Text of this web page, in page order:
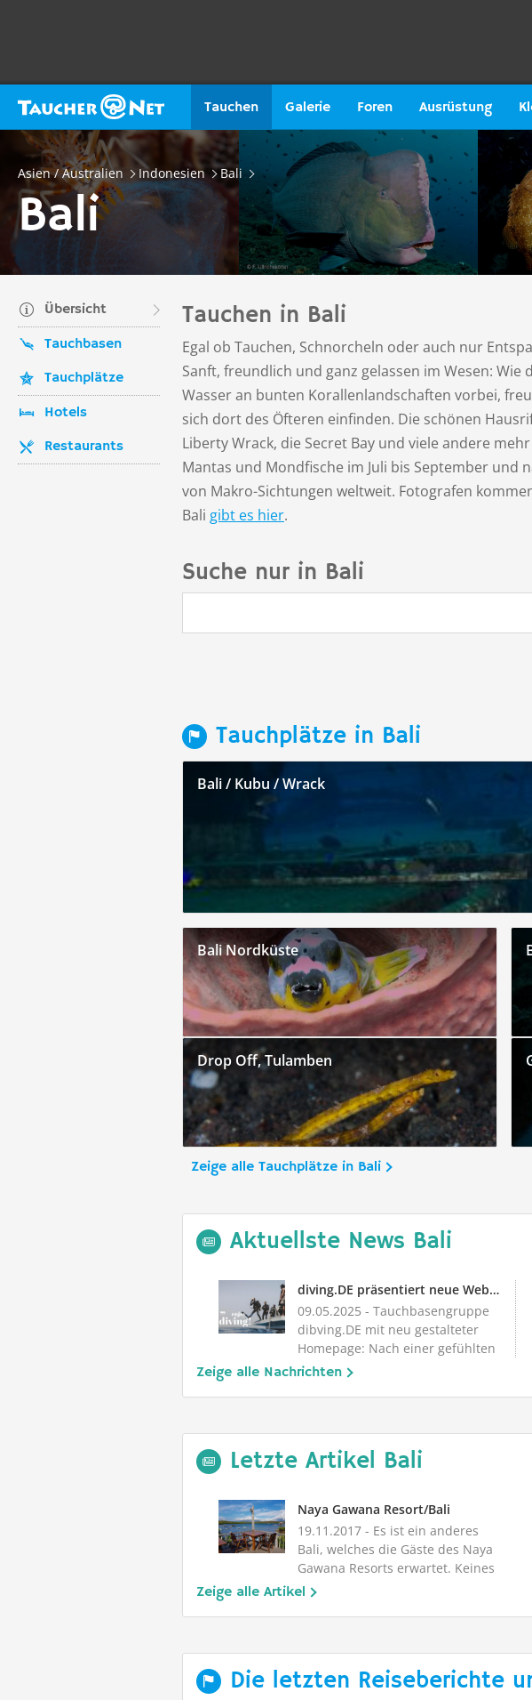
Tauchen Galerie Foren Ausrüstung
Asien / Australien Indonesien Bali
Bali
Übersicht
Tauchbasen
Tauchplätze
Hotels
Restaurants
Tauchen in Bali
Egal ob Tauchen, Schnorcheln oder auch nur
Sanft, freundlich und ganz gelassen im Wesen:
Wasser an bunten Korallenlandschaften vorbei,
sich dort des Öfteren einfinden. Die schönen
Liberty Wrack, die Secret Bay und viele andere
Mantas und Mondfische im Juli bis September
von Makro-Sichtungen weltweit. Fotografen
Bali gibt es hier.
Suche nur in Bali
Tauchplätze in Bali
Bali / Kubu / Wrack
Bali Nordküste
Drop Off, Tulamben
Zeige alle Tauchplätze in Bali
Aktuellste News Bali
diving.DE präsentiert neue Webseite
09.05.2025 - Tauchbasengruppe
dibving.DE mit neu gestalteter
Homepage: Nach einer gefühlten
Ewigkeit de...
Zeige alle Nachrichten
Letzte Artikel Bali
Naya Gawana Resort/Bali
19.11.2017 - Es ist ein anderes
Bali, welches die Gäste des Naya
Gawana Resorts erwartet. Keines
mit Pa...
Zeige alle Artikel
Die letzten Reiseberichte